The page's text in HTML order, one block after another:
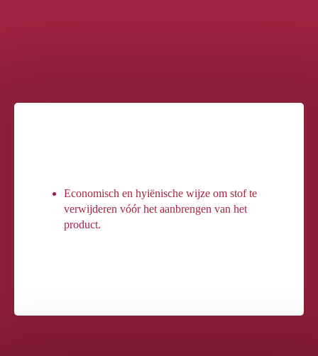
Economisch en hyiënische wijze om stof te
verwijderen vóór het aanbrengen van het
product.